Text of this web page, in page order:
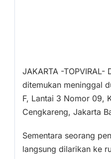
JAKARTA -
ditemukan meninggal
F, Lantai 3 Nomor 09,
Cengkareng, Jakarta
Sementara seorang
langsung dilarikan ke